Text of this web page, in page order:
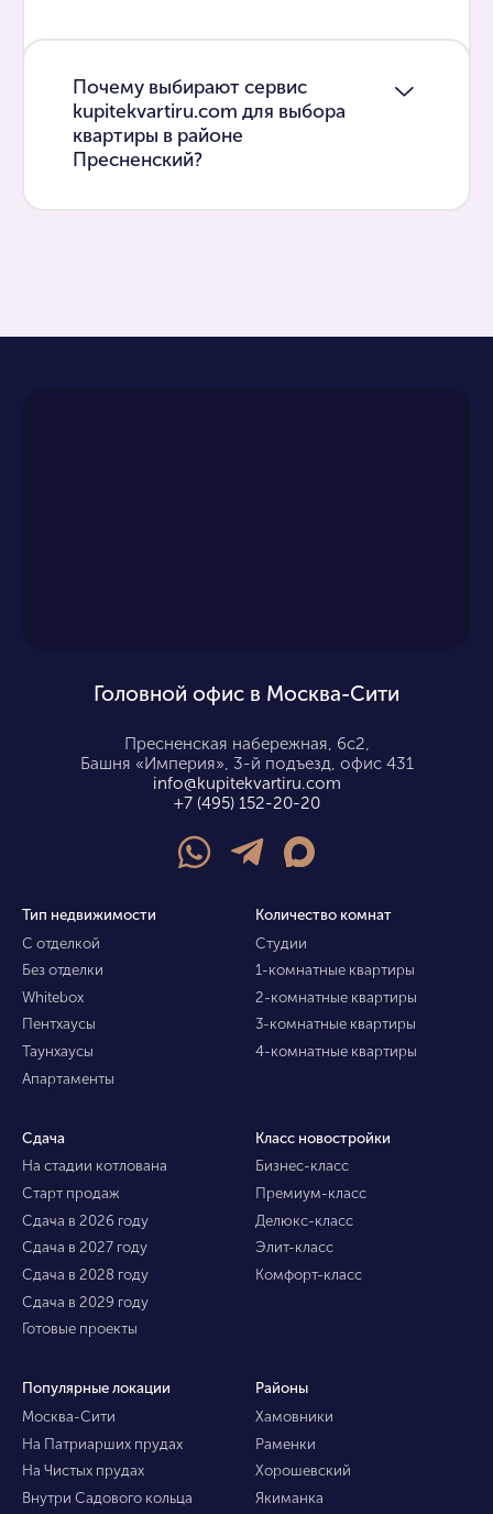
Почему выбирают сервис
kupitekvartiru.com для выбора
квартиры в районе
Пресненский?
Головной офис в Москва-Сити
Пресненская набережная, 6с2,
Башня «Империя», 3-й подъезд, офис 431
info@kupitekvartiru.com
+7 (495) 152-20-20
Тип недвижимости
С отделкой
Без отделки
Whitebox
Пентхаусы
Таунхаусы
Апартаменты
Количество комнат
Студии
1-комнатные квартиры
2-комнатные квартиры
3-комнатные квартиры
4-комнатные квартиры
Сдача
На стадии котлована
Старт продаж
Сдача в 2026 году
Сдача в 2027 году
Сдача в 2028 году
Сдача в 2029 году
Готовые проекты
Класс новостройки
Бизнес-класс
Премиум-класс
Делюкс-класс
Элит-класс
Комфорт-класс
Популярные локации
Москва-Сити
На Патриарших прудах
На Чистых прудах
Внутри Садового кольца
Районы
Хамовники
Раменки
Хорошевский
Якиманка